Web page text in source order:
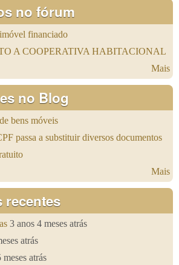
no fórum
financiado
A COOPERATIVA HABITACIONAL
Mais
no Blog
bens móveis
passa a substituir diversos documentos
Mais
recentes
3 anos 4 meses atrás
atrás
meses atrás